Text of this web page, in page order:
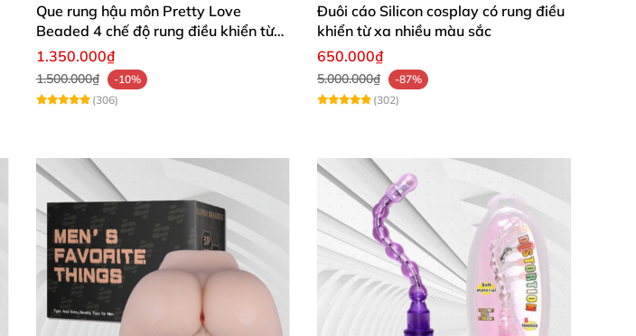
Que rung hậu môn Pretty Love
Beaded 4 chế độ rung điều khiển từ
xa
1.350.000₫
1.500.000₫
-10%
(306)
Đuôi cáo Silicon cosplay có rung điều
khiển từ xa nhiều màu sắc
650.000₫
5.000.000₫
-87%
(302)